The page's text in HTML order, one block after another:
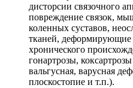
дисторсии связочного
повреждение связок,
коленных суставов,
тканей, деформирующие
хронического
гонартрозы,
вальгусная, варусная
плоскостопие и т.п.).